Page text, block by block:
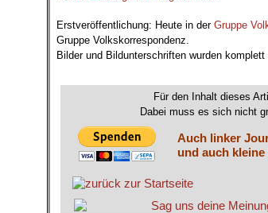
Erstveröffentlichung: Heute in der Gruppe
Gruppe Volkskorrespondenz.
Bilder und Bildunterschriften wurden
Für den Inhalt dieses
Dabei muss es sich nicht
Auch linker
und auch